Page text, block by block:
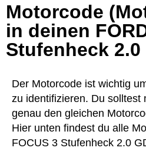
Motorcode
in deinen
Stufenheck 2.0
Der Motorcode ist wichtig
zu identifizieren. Du solltest
genau den gleichen
Hier unten findest du alle
FOCUS 3 Stufenheck 2.0